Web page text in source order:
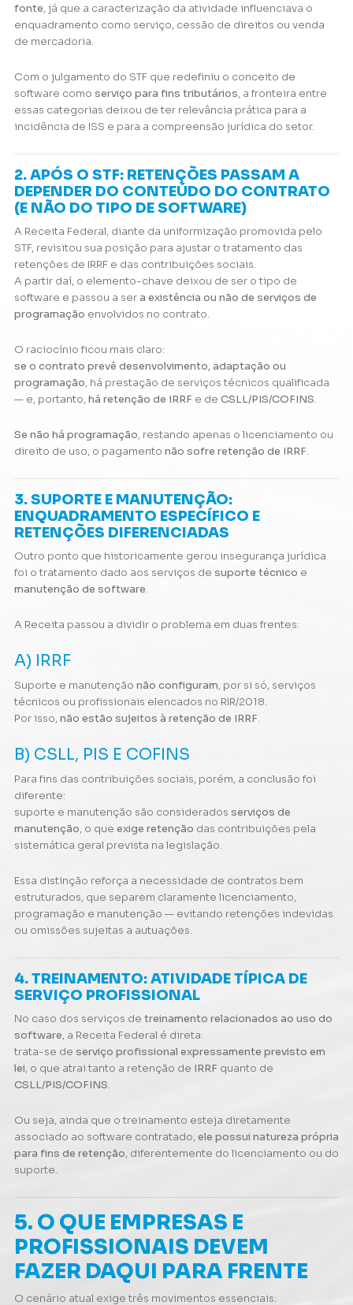
fonte, já que a caracterização da atividade influenciava o
enquadramento como serviço, cessão de direitos ou venda
de mercadoria.
Com o julgamento do STF que redefiniu o conceito de
software como serviço para fins tributários, a fronteira entre
essas categorias deixou de ter relevância prática para a
incidência de ISS e para a compreensão jurídica do setor.
2. APÓS O STF: RETENÇÕES PASSAM A
DEPENDER DO CONTEÚDO DO CONTRATO
(E NÃO DO TIPO DE SOFTWARE)
A Receita Federal, diante da uniformização promovida pelo
STF, revisitou sua posição para ajustar o tratamento das
retenções de IRRF e das contribuições sociais.
A partir daí, o elemento-chave deixou de ser o tipo de
software e passou a ser a existência ou não de serviços de
programação envolvidos no contrato.
O raciocínio ficou mais claro:
se o contrato prevê desenvolvimento, adaptação ou
programação, há prestação de serviços técnicos qualificada
— e, portanto,há retenção de IRRF e de CSLL/PIS/COFINS.
Se não há programação, restando apenas o licenciamento ou
direito de uso, o pagamento não sofre retenção de IRRF.
3. SUPORTE E MANUTENÇÃO:
ENQUADRAMENTO ESPECÍFICO E
RETENÇÕES DIFERENCIADAS
Outro ponto que historicamente gerou insegurança jurídica
foi o tratamento dado aos serviços de suporte técnico e
manutenção de software.
A Receita passou a dividir o problema em duas frentes:
A) IRRF
Suporte e manutenção não configuram, por si só, serviços
técnicos ou profissionais elencados no RIR/2018.
Por isso,não estão sujeitos à retenção de IRRF.
B) CSLL, PIS E COFINS
Para fins das contribuições sociais, porém, a conclusão foi
diferente:
suporte e manutenção são considerados serviços de
manutenção, o que exige retenção das contribuições pela
sistemática geral prevista na legislação.
Essa distinção reforça a necessidade de contratos bem
estruturados, que separem claramente licenciamento,
programação e manutenção — evitando retenções indevidas
ou omissões sujeitas a autuações.
4. TREINAMENTO: ATIVIDADE TÍPICA DE
SERVIÇO PROFISSIONAL
No caso dos serviços de treinamento relacionados ao uso do
software, a Receita Federal é direta:
trata-se de serviço profissional expressamente previsto em
lei, o que atrai tanto a retenção de IRRF quanto de
CSLL/PIS/COFINS.
Ou seja, ainda que o treinamento esteja diretamente
associado ao software contratado, ele possui natureza própria
para fins de retenção, diferentemente do licenciamento ou do
suporte.
5. O QUE EMPRESAS E
PROFISSIONAIS DEVEM
FAZER DAQUI PARA FRENTE
O cenário atual exige três movimentos essenciais: